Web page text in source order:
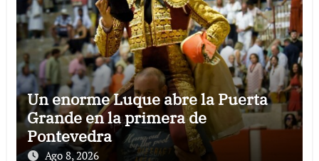
Un enorme Luque abre la Puerta
Grande en la primera de
Pontevedra
Ago 8, 2026